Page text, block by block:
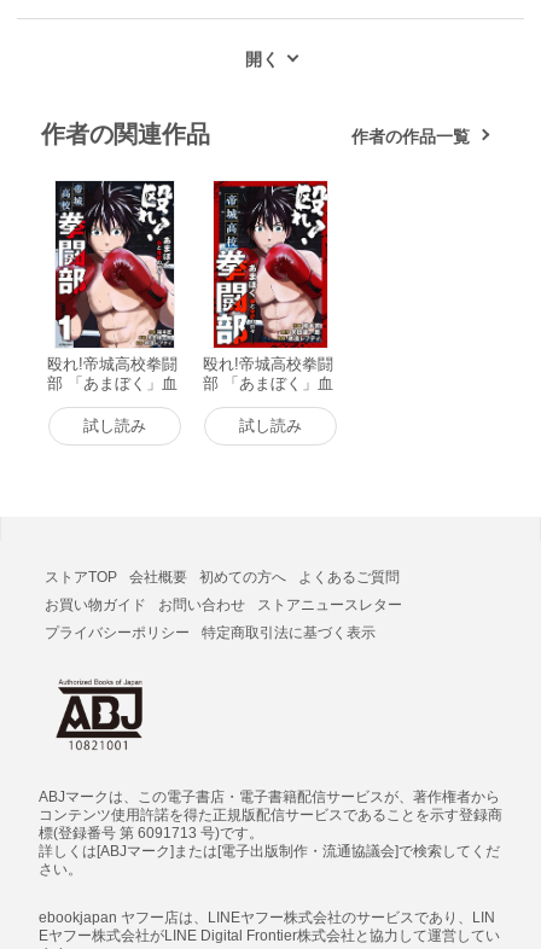
作者の関連作品 作者の作品一覧
殴れ!帝城高校拳闘
部 「あまぼく」血
と骨折の日々――
: 1 電子書籍版
試し読み
殴れ!帝城高校拳闘
部 「あまぼく」血
と骨折の日々 分冊
版 : 1 電子書籍版
試し読み
ストアTOP 会社概要 初めての方へ
よくあるご質問
お買い物ガイド
お問い合わせ
ストアニュースレター
プライバシーポリシー
特定商取引法に基づく表示
ABJマークは、この電子書店・電子書籍配信サービスが、著作権者から
コンテンツ使用許諾を得た正規版配信サービスであることを示す登録商
標(登録番号 第 6091713 号)です。
詳しくは[ABJマーク]または[電子出版制作・流通協議会]で検索してくだ
さい。
ebookjapan ヤフー店は、LINEヤフー株式会社のサービスであり、LIN
Eヤフー株式会社がLINE Digital Frontier株式会社と協力して運営してい